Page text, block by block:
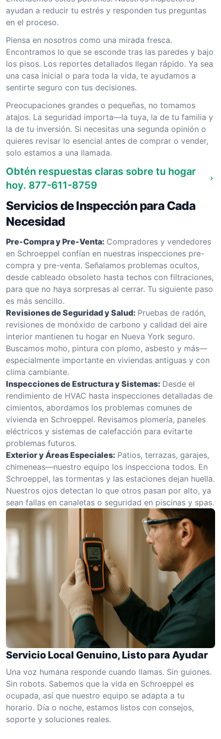
ayudan a reducir tu estrés y responden tus preguntas
en el proceso.
Piensa en nosotros como una mirada fresca.
Encontramos lo que se esconde tras las paredes y bajo
los pisos. Los reportes detallados llegan rápido. Ya sea
una casa inicial o para toda la vida, te ayudamos a
sentirte seguro con tus decisiones.
Preocupaciones grandes o pequeñas, no tomamos
atajos. La seguridad importa—la tuya, la de tu familia y
la de tu inversión. Si necesitas una segunda opinión o
quieres revisar lo esencial antes de comprar o vender,
solo estamos a una llamada.
Obtén respuestas claras sobre tu hogar
hoy. 877-611-8759
Servicios de Inspección para Cada
Necesidad
Pre-Compra y Pre-Venta: Compradores y vendedores
en Schroeppel confían en nuestras inspecciones pre-
compra y pre-venta. Señalamos problemas ocultos,
desde cableado obsoleto hasta techos con filtraciones,
para que no haya sorpresas al cerrar. Tu siguiente paso
es más sencillo.
Revisiones de Seguridad y Salud: Pruebas de radón,
revisiones de monóxido de carbono y calidad del aire
interior mantienen tu hogar en Nueva York seguro.
Buscamos moho, pintura con plomo, asbesto y más—
especialmente importante en viviendas antiguas y con
clima cambiante.
Inspecciones de Estructura y Sistemas: Desde el
rendimiento de HVAC hasta inspecciones detalladas de
cimientos, abordamos los problemas comunes de
vivienda en Schroeppel. Revisamos plomería, paneles
eléctricos y sistemas de calefacción para evitarte
problemas futuros.
Exterior y Áreas Especiales: Patios, terrazas, garajes,
chimeneas—nuestro equipo los inspecciona todos. En
Schroeppel, las tormentas y las estaciones dejan huella.
Nuestros ojos detectan lo que otros pasan por alto, ya
sean fallas en canaletas o seguridad en piscinas y spas.
Servicio Local Genuino, Listo para Ayudar
Una voz humana responde cuando llamas. Sin guiones.
Sin robots. Sabemos que la vida en Schroeppel es
ocupada, así que nuestro equipo se adapta a tu
horario. Día o noche, estamos listos con consejos,
soporte y soluciones reales.